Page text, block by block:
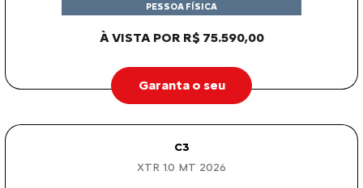
À VISTA POR R$ 75.590,00
PESSOA FÍSICA
Garanta o seu
C3
XTR 1.0 MT 2026